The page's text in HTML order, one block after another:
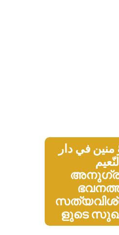
منين في دار
ളുടെ